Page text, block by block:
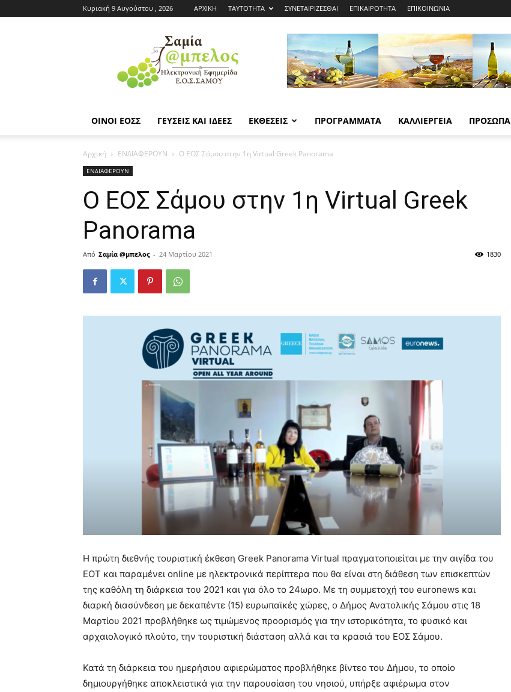
Κυριακή 9 Αυγούστου , 2026 ΑΡΧΙΚΗ ΤΑΥΤΟΤΗΤΑ ΣΥΝΕΤΑΙΡΙΖΕΣΘΑΙ ΕΠΙΚΑΙΡΟΤΗΤΑ ΕΠΙΚΟΙΝΩΝΙΑ
Εφημερίδα
ΕΟΣΣ
|
Σαμία
ΟΙΝΟΙ ΕΟΣΣ ΓΕΥΣΕΙΣ ΚΑΙ ΙΔΕΕΣ ΕΚΘΕΣΕΙΣ ΠΡΟΓΡΑΜΜΑΤΑ ΚΑΛΛΙΕΡΓΕΙΑ ΠΡΟΣΩΠΑ
Αρχική ΕΝΔΙΑΦΕΡΟΥΝ O ΕΟΣ Σάμου στην 1η Virtual Greek Panorama
ΕΝΔΙΑΦΕΡΟΥΝ
O ΕΟΣ Σάμου στην 1η Virtual Greek
Panorama
Από Σαμία @μπελος - 24 Μαρτίου 2021 1830
Η πρώτη διεθνής τουριστική έκθεση Greek Panorama Virtual πραγματοποιείται με την αιγίδα του
ΕΟΤ και παραμένει online με ηλεκτρονικά περίπτερα που θα είναι στη διάθεση των επισκεπτών
της καθόλη τη διάρκεια του 2021 και για όλο το 24ωρο. Με τη συμμετοχή του euronews και
διαρκή διασύνδεση με δεκαπέντε (15) ευρωπαϊκές χώρες, ο Δήμος Ανατολικής Σάμου στις 18
Μαρτίου 2021 προβλήθηκε ως τιμώμενος προορισμός για την ιστορικότητα, το φυσικό και
αρχαιολογικό πλούτο, την τουριστική διάσταση αλλά και τα κρασιά του ΕΟΣ Σάμου.
Κατά τη διάρκεια του ημερήσιου αφιερώματος προβλήθηκε βίντεο του Δήμου, το οποίο
δημιουργήθηκε αποκλειστικά για την παρουσίαση του νησιού, υπήρξε αφιέρωμα στον